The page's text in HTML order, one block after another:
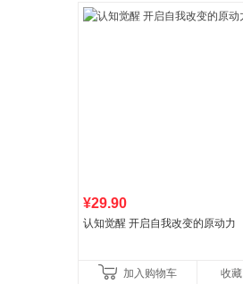
¥29.90
认知觉醒 开启自我改变的原动力
加入购物车 收藏